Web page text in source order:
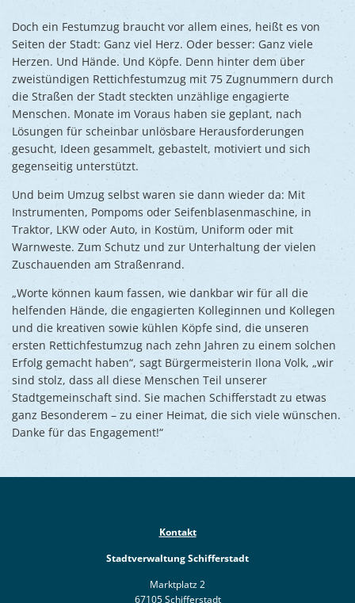
Doch ein Festumzug braucht vor allem eines, heißt es von
Seiten der Stadt: Ganz viel Herz. Oder besser: Ganz viele
Herzen. Und Hände. Und Köpfe. Denn hinter dem über
zweistündigen Rettichfestumzug mit 75 Zugnummern durch
die Straßen der Stadt steckten unzählige engagierte
Menschen. Monate im Voraus haben sie geplant, nach
Lösungen für scheinbar unlösbare Herausforderungen
gesucht, Ideen gesammelt, gebastelt, motiviert und sich
gegenseitig unterstützt.
Und beim Umzug selbst waren sie dann wieder da: Mit
Instrumenten, Pompoms oder Seifenblasenmaschine, in
Traktor, LKW oder Auto, in Kostüm, Uniform oder mit
Warnweste. Zum Schutz und zur Unterhaltung der vielen
Zuschauenden am Straßenrand.
„Worte können kaum fassen, wie dankbar wir für all die
helfenden Hände, die engagierten Kolleginnen und Kollegen
und die kreativen sowie kühlen Köpfe sind, die unseren
ersten Rettichfestumzug nach zehn Jahren zu einem solchen
Erfolg gemacht haben“, sagt Bürgermeisterin Ilona Volk, „wir
sind stolz, dass all diese Menschen Teil unserer
Stadtgemeinschaft sind. Sie machen Schifferstadt zu etwas
ganz Besonderem – zu einer Heimat, die sich viele wünschen.
Danke für das Engagement!“
Kontakt
Stadtverwaltung Schifferstadt
Marktplatz 2
67105 Schifferstadt